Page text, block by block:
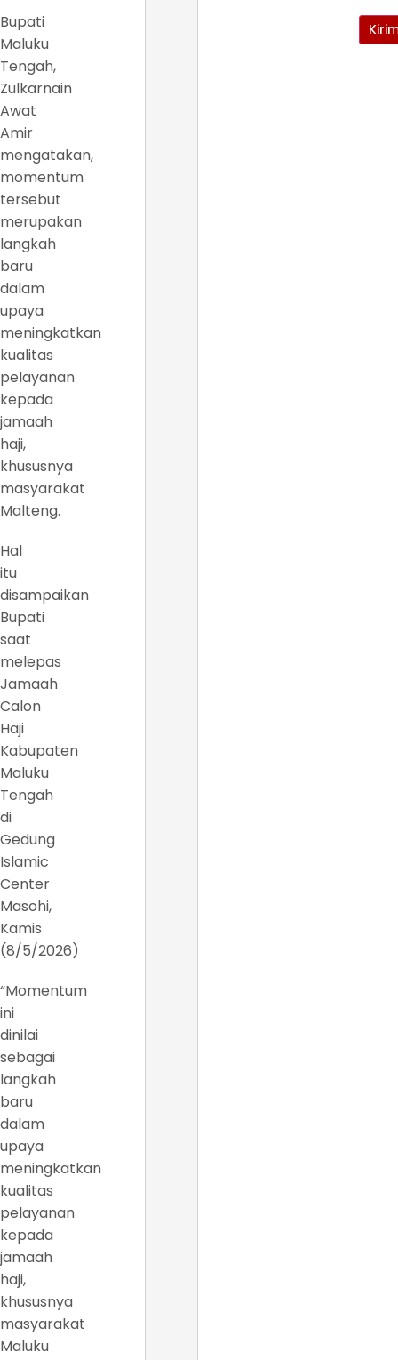
Bupati
Maluku
Tengah,
Zulkarnain
Awat
Amir
mengatakan,
momentum
tersebut
merupakan
langkah
baru
dalam
upaya
meningkatkan
kualitas
pelayanan
kepada
jamaah
haji,
khususnya
masyarakat
Malteng.
Hal
itu
disampaikan
Bupati
saat
melepas
Jamaah
Calon
Haji
Kabupaten
Maluku
Tengah
di
Gedung
Islamic
Center
Masohi,
Kamis
(8/5/2026)
“Momentum
ini
dinilai
sebagai
langkah
baru
dalam
upaya
meningkatkan
kualitas
pelayanan
kepada
jamaah
haji,
khususnya
masyarakat
Maluku